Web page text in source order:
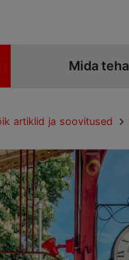
Mida teha
artiklid ja soovitused